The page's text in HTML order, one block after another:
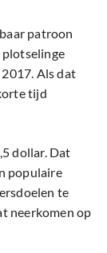
patroon
plotselinge
Als dat
tijd
dollar. Dat
populaire
te
neerkomen op